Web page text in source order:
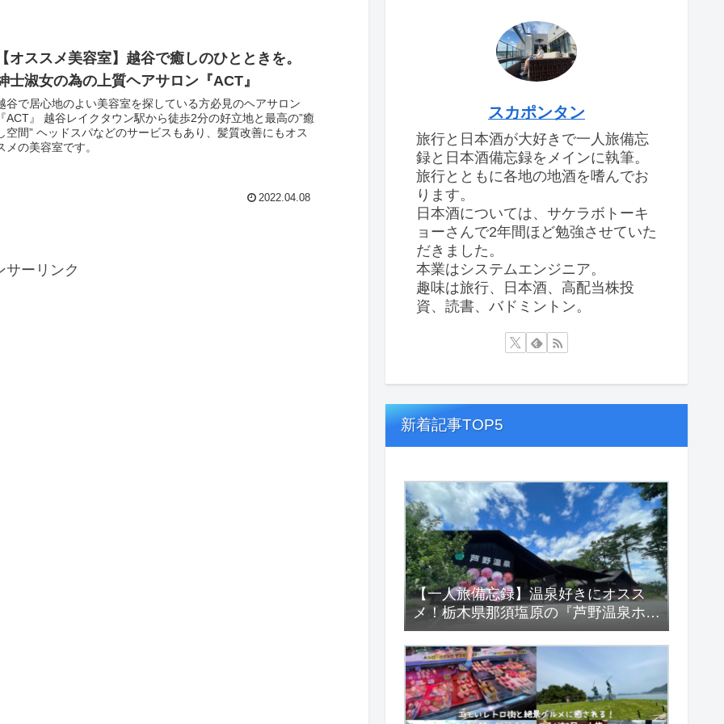
【オススメ美容室】越谷で癒しのひとときを。
士淑女の為の上質ヘアサロン『ACT』
谷で居心地のよい美容室を探している方必見のヘアサロン
『ACT』 越谷レイクタウン駅から徒歩2分の好立地と最高の”癒
空間” ヘッドスパなどのサービスもあり、髪質改善にもオス
メの美容室です。
2022.04.08
サーリンク
スカポンタン
旅行と日本酒が大好きで一人旅備忘
録と日本酒備忘録をメインに執筆。
旅行とともに各地の地酒を嗜んでお
ります。
日本酒については、サケラボトーキ
ョーさんで2年間ほど勉強させていた
だきました。
本業はシステムエンジニア。
趣味は旅行、日本酒、高配当株投
資、読書、バドミントン。
新着記事TOP5
【一人旅備忘録】温泉好きにオスス
メ！栃木県那須塩原の『芦野温泉ホテ
ル』